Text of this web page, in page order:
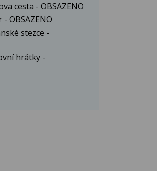
cesta - OBSAZENO
- OBSAZENO
stezce -
hrátky -